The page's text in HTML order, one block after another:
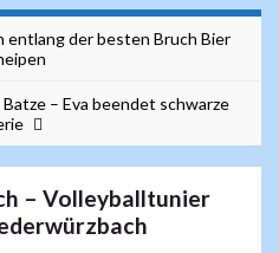
entlang der besten Bruch Bier
– Eva beendet schwarze
– Volleyballtunier